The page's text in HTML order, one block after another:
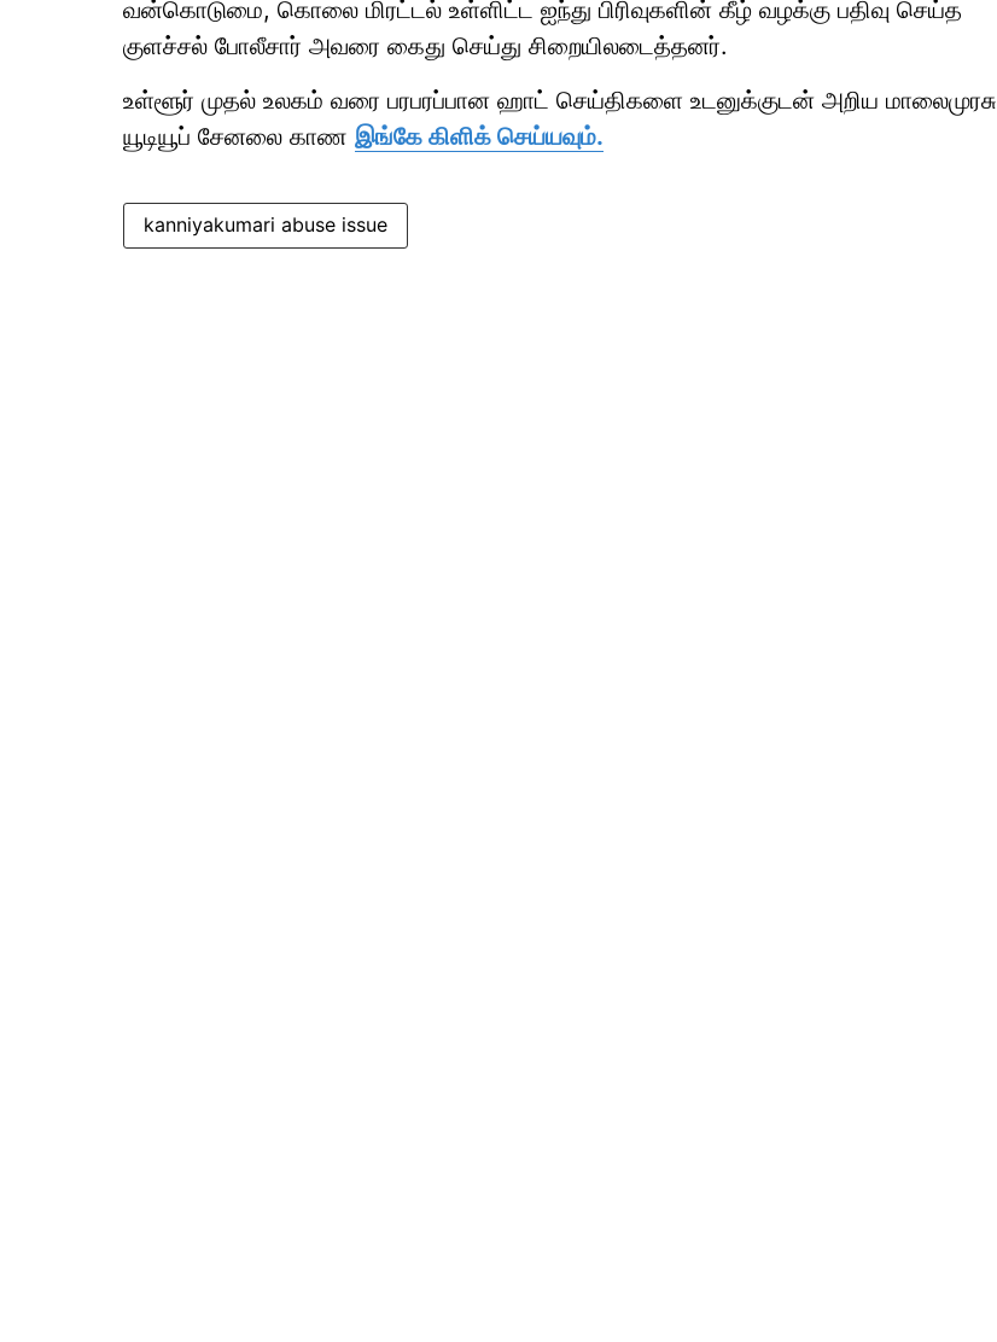
வன்கொடுமை, கொலை மிரட்டல் உள்ளிட்ட ஐந்து பிரிவுகளின் கீழ் வழக்கு பதிவு செய்த
குளச்சல் போலீசார் அவரை கைது செய்து சிறையிலடைத்தனர்.
உள்ளூர் முதல் உலகம் வரை பரபரப்பான ஹாட் செய்திகளை உடனுக்குடன் அறிய மாலைமுரசு
யூடியூப் சேனலை காண இங்கே கிளிக் செய்யவும்.
kanniyakumari abuse issue